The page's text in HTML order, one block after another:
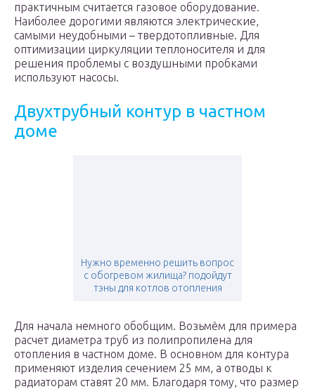
практичным считается газовое оборудование.
Наиболее дорогими являются электрические,
самыми неудобными – твердотопливные. Для
оптимизации циркуляции теплоносителя и для
решения проблемы с воздушными пробками
используют насосы.
Двухтрубный контур в частном
доме
Нужно временно решить вопрос
с обогревом жилища? подойдут
тэны для котлов отопления
Для начала немного обобщим. Возьмём для примера
расчет диаметра труб из полипропилена для
отопления в частном доме. В основном для контура
применяют изделия сечением 25 мм, а отводы к
радиаторам ставят 20 мм. Благодаря тому, что размер